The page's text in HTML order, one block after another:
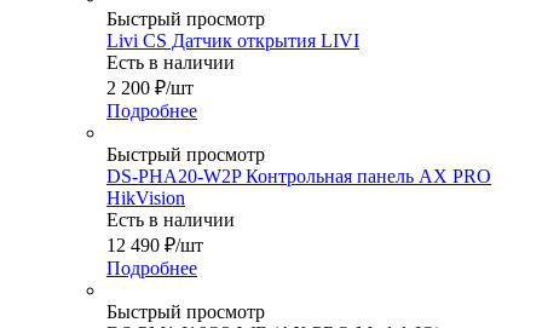
Быстрый просмотр
Livi CS Датчик открытия LIVI
Есть в наличии
2 200 ₽/шт
Подробнее
Быстрый просмотр
DS-PHA20-W2P Контрольная панель AX PRO
HikVision
Есть в наличии
12 490 ₽/шт
Подробнее
Быстрый просмотр